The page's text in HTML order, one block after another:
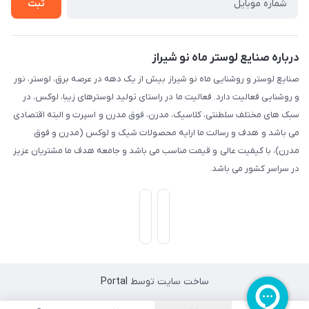
ثبت
درباره صنایع لوستر ماه نو شیراز
صنایع لوستر و روشنایی ماه نو شیراز بیش از یک دهه در عرصه برق، لوستر، نور
و روشنایی فعالیت دارد. فعالیت ما در راستای تولید لوسترهای زیبا، لوکس، در
سبک های مختلف سلطنتی، کلاسیک، مدرن، فوق مدرن و اسپرت و البته اقتصادی
می باشد و هدف و رسالت ما ارایه محصولات شیک و لوکس (مدرن و فوق
مدرن)، با کیفیت عالی و قیمت مناسب می باشد و جامعه هدف ما مشتریان عزیز
در سراسر کشور می باشد.
ساخت سایت توسط Portal